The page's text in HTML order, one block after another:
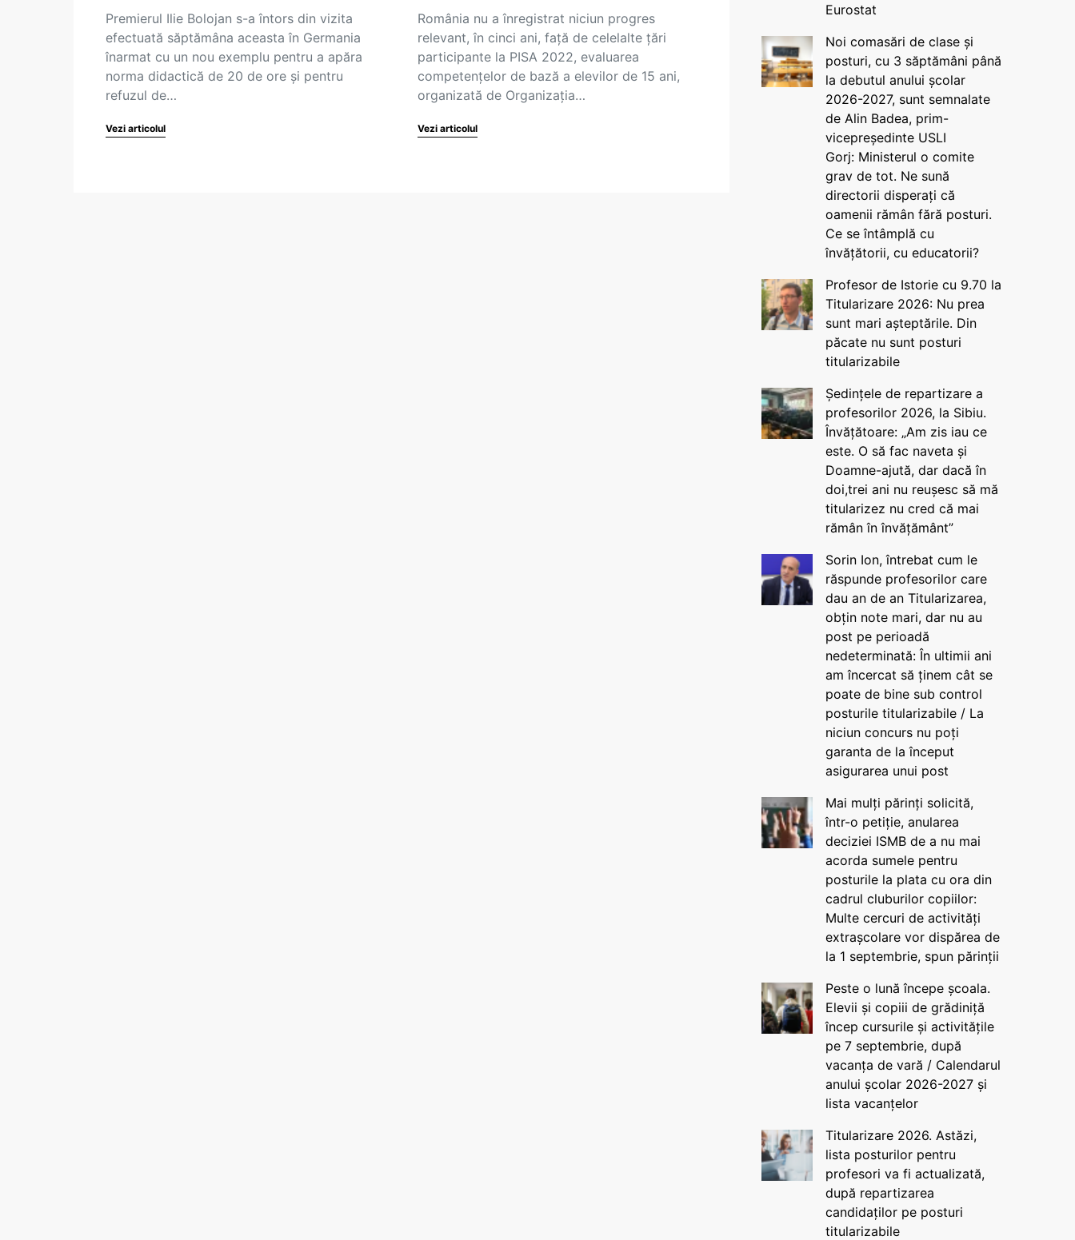
Premierul Ilie Bolojan s-a întors din vizita
efectuată săptămâna aceasta în Germania
înarmat cu un nou exemplu pentru a apăra
norma didactică de 20 de ore și pentru
refuzul de…
Vezi articolul
România nu a înregistrat niciun progres
relevant, în cinci ani, față de celelalte țări
participante la PISA 2022, evaluarea
competențelor de bază a elevilor de 15 ani,
organizată de Organizația…
Vezi articolul
Eurostat
Noi comasări de clase și
posturi, cu 3 săptămâni până
la debutul anului școlar
2026-2027, sunt semnalate
de Alin Badea, prim-
vicepreședinte USLI
Gorj: Ministerul o comite
grav de tot. Ne sună
directorii disperați că
oamenii rămân fără posturi.
Ce se întâmplă cu
învățătorii, cu educatorii?
Profesor de Istorie cu 9.70 la
Titularizare 2026: Nu prea
sunt mari așteptările. Din
păcate nu sunt posturi
titularizabile
Ședințele de repartizare a
profesorilor 2026, la Sibiu.
Învățătoare: „Am zis iau ce
este. O să fac naveta și
Doamne-ajută, dar dacă în
doi,trei ani nu reușesc să mă
titularizez nu cred că mai
rămân în învățământ”
Sorin Ion, întrebat cum le
răspunde profesorilor care
dau an de an Titularizarea,
obțin note mari, dar nu au
post pe perioadă
nedeterminată: În ultimii ani
am încercat să ținem cât se
poate de bine sub control
posturile titularizabile / La
niciun concurs nu poți
garanta de la început
asigurarea unui post
Mai mulți părinți solicită,
într-o petiție, anularea
deciziei ISMB de a nu mai
acorda sumele pentru
posturile la plata cu ora din
cadrul cluburilor copiilor:
Multe cercuri de activități
extrașcolare vor dispărea de
la 1 septembrie, spun părinții
Peste o lună începe școala.
Elevii și copiii de grădiniță
încep cursurile și activitățile
pe 7 septembrie, după
vacanța de vară / Calendarul
anului școlar 2026-2027 și
lista vacanțelor
Titularizare 2026. Astăzi,
lista posturilor pentru
profesori va fi actualizată,
după repartizarea
candidaților pe posturi
titularizabile